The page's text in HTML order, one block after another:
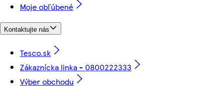
Moje obľúbené
Kontaktujte nás
Tesco.sk
Zákaznícka linka - 0800222333
Výber obchodu